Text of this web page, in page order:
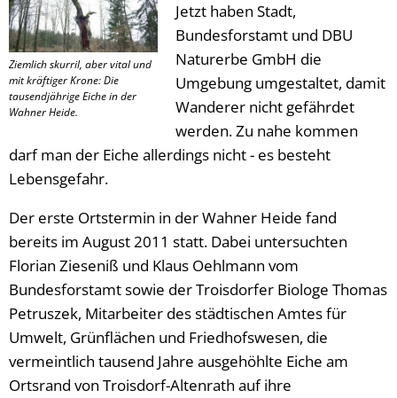
Ziemlich skurril, aber vital und
mit kräftiger Krone: Die
tausendjährige Eiche in der
Wahner Heide.
Jetzt haben Stadt,
Bundesforstamt und DBU
Naturerbe GmbH die
Umgebung umgestaltet, damit
Wanderer nicht gefährdet
werden. Zu nahe kommen
darf man der Eiche allerdings nicht - es besteht
Lebensgefahr.
Der erste Ortstermin in der Wahner Heide fand
bereits im August 2011 statt. Dabei untersuchten
Florian Zieseniß und Klaus Oehlmann vom
Bundesforstamt sowie der Troisdorfer Biologe Thomas
Petruszek, Mitarbeiter des städtischen Amtes für
Umwelt, Grünflächen und Friedhofswesen, die
vermeintlich tausend Jahre ausgehöhlte Eiche am
Ortsrand von Troisdorf-Altenrath auf ihre